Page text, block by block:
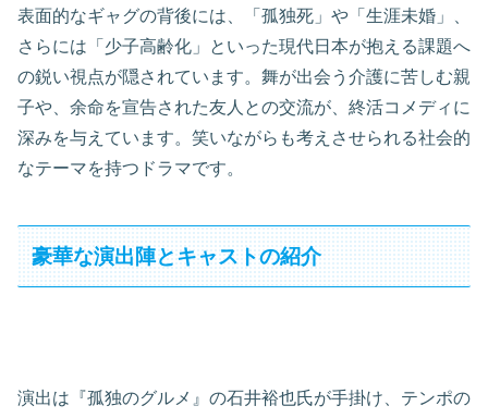
表面的なギャグの背後には、「孤独死」や「生涯未婚」、
さらには「少子高齢化」といった現代日本が抱える課題へ
の鋭い視点が隠されています。舞が出会う介護に苦しむ親
子や、余命を宣告された友人との交流が、終活コメディに
深みを与えています。笑いながらも考えさせられる社会的
なテーマを持つドラマです。
豪華な演出陣とキャストの紹介
演出は『孤独のグルメ』の石井裕也氏が手掛け、テンポの